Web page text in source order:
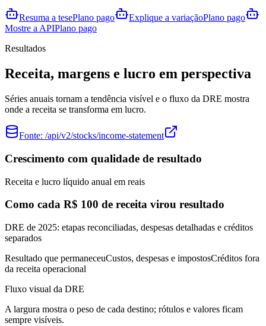
Resuma a tesePlano pago Explique a variaçãoPlano pago
Mostre a APIPlano pago
Resultados
Receita, margens e lucro em perspectiva
Séries anuais tornam a tendência visível e o fluxo da DRE mostra
onde a receita se transforma em lucro.
Fonte: /api/v2/stocks/income-statement
Crescimento com qualidade de resultado
Receita e lucro líquido anual em reais
Como cada R$ 100 de receita virou resultado
DRE de 2025: etapas reconciliadas, despesas detalhadas e créditos
separados
Resultado que permaneceuCustos, despesas e impostosCréditos fora
da receita operacional
Fluxo visual da DRE
A largura mostra o peso de cada destino; rótulos e valores ficam
sempre visíveis.